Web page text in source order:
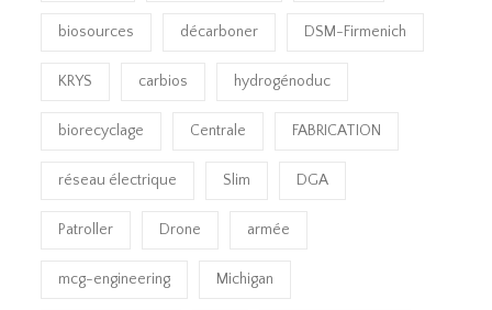
biosources décarboner DSM-Firmenich
KRYS carbios hydrogénoduc
biorecyclage Centrale FABRICATION
réseau électrique Slim DGA
Patroller Drone armée
mcg-engineering Michigan